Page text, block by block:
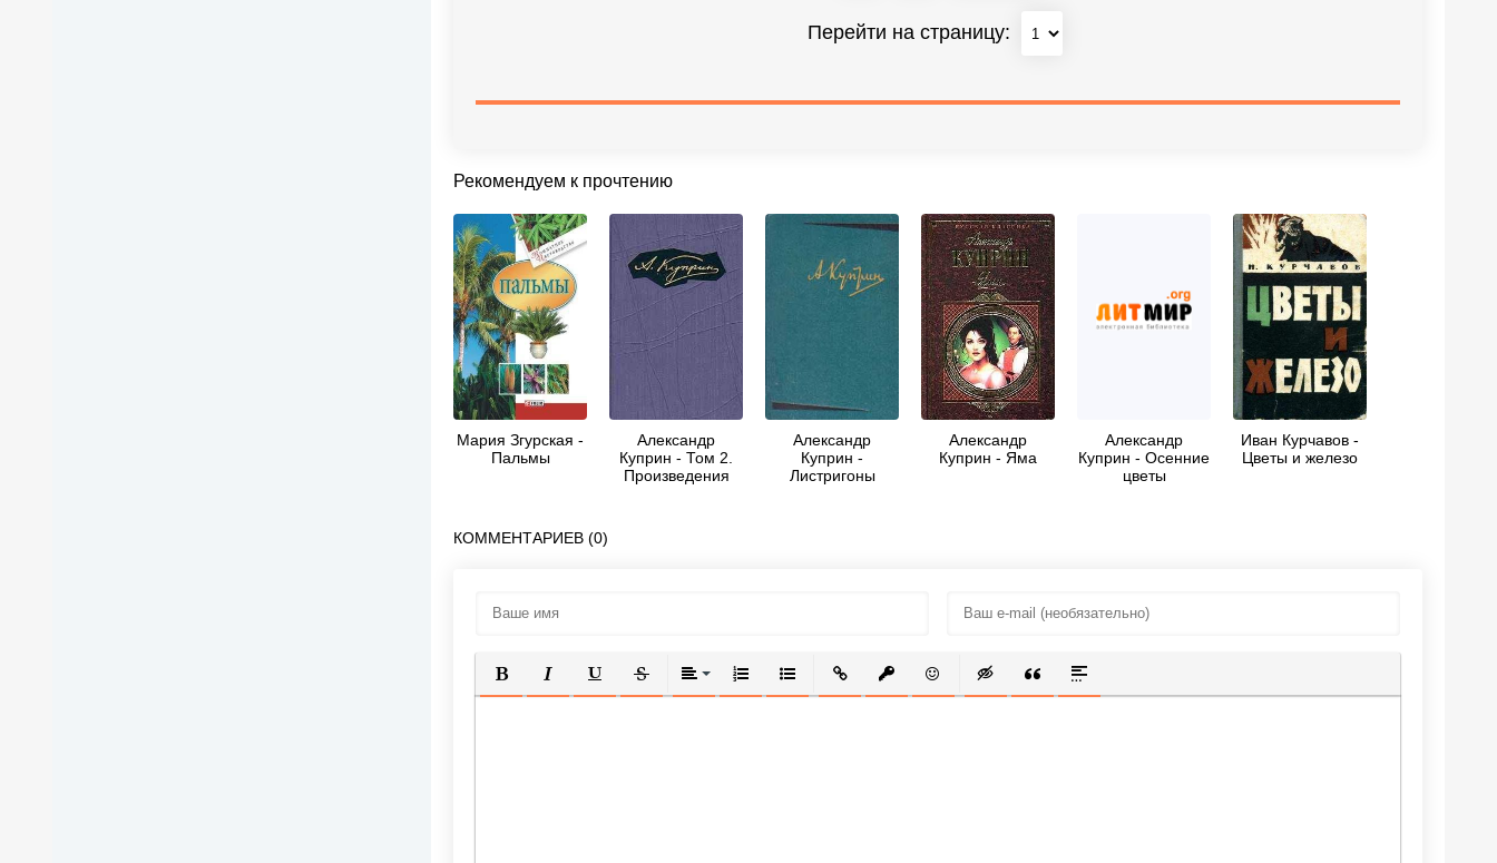
Перейти на страницу:
Рекомендуем к прочтению
Мария Згурская -
Пальмы
Александр
Куприн - Том 2.
Произведения
Александр
Куприн -
Листригоны
Александр
Куприн - Яма
Александр
Куприн - Осенние
цветы
Иван Курчавов -
Цветы и железо
КОММЕНТАРИЕВ (0)
ПОЛУЖИРНЫЙ
КУРСИВПОДЧЕРКНУТЫЙ
ЗАЧЕРКНУТЫЙВЫРАВНИВАНИЕ
НУМЕРОВАННЫЙ СПИСОК
МАРКИРОВАННЫЙ СПИСОК
ВСТАВИТЬ ССЫЛКУ
ВСТАВИТЬ ЗАЩИЩЕННУЮ ССЫЛКУ
ВСТАВИТЬ СМАЙЛИК
ВСТАВКА СКРЫТОГО ТЕКСТА
ВСТАВКА ЦИТАТЫ
ВСТАВКА СПОЙЛЕРА